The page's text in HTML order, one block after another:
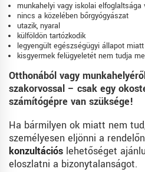
munkahelyi vagy iskolai elfoglaltsága
nincs a közelében bőrgyógyászat
utazik, nyaral
külföldön tartózkodik
legyengült egészségügyi állapot
kisgyermek felügyeletét nem tudja
Otthonából vagy
szakorvossal – csak egy
számítógépre van szüksége!
Ha bármilyen ok miatt nem
személyesen eljönni a
konzultációs lehetőséget
eloszlatni a bizonytalanságot.